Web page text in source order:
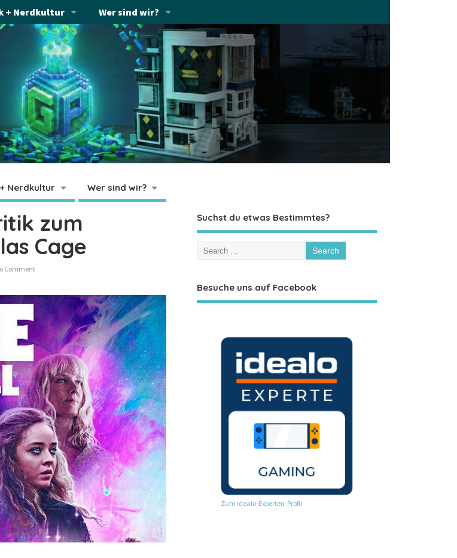
+ Nerdkultur Wer sind wir?
Nerdkultur Wer sind wir?
zum
Cage
Comment
Suchst du etwas Bestimmtes?
Besuche uns auf Facebook
Zum idealo-Experten-Profil